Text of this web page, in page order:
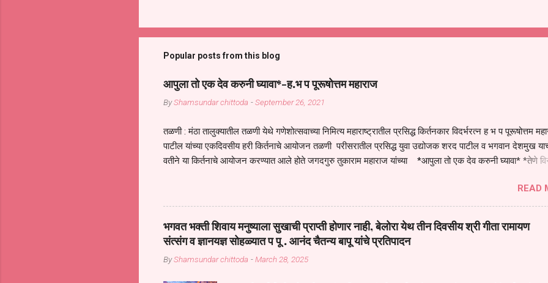
Popular posts from this blog
आपुला तो एक देव करुनी घ्यावा*-ह.भ प पूरूषोत्तम महाराज
ByShamsundar chittoda -September 26, 2021
तळणी : मंठा तालुक्यातील तळणी येथे गणेशोत्सवाच्या निमित्य महाराष्ट्रातील प्रसिद्ध किर्तनकार विदर्भरत्न ह भ प पूरूषोत्तम
पाटील यांच्या एकदिवसीय हरी किर्तनाचे आयोजन तळणी परीसरातील प्रसिद्ध युवा उद्योजक शरद पाटील व भगवान देशमुख
वतीने या किर्तनाचे आयोजन करण्यात आले होते जगदगुरु तुकाराम महाराज यांच्या *आपुला तो एक देव करुनी घ्यावा* *तेणे
जातीच्या परीक्षेचा काळ आहे धर्ममंडपात बसलेली लोक ही खरच भाग्यवान आहेत कोरोना सारख्या महामारीत आपंण जिवंत आहोत
महामारीतून जर आपल्याला वाचायचे असेल तर धार्मीक विचाराचा आधार आपल्याला घ्यावाच लागेल महामारीच्या काळात वारकरी
सप्रदायच खूप मोठा आधार आहे सध्य स्थितीत मानव जातीची मानसीक अवस्था सक्षम असणे गरजेचे आहे कोरोना ने मानवी
गरजा कीती कमी आहेत यांची जाणीव आपल्या सगळ्याना करून दीली आहे मनुष्याच्या आयुष्यातील नामसाधना ही त्याच्यासाठी खूप
आधार असते परतू आज काल तीच साधना करण्याचा आळस आ...
READ
भगवत भक्ती शिवाय मनुष्याला सुखाची प्राप्ती होणार नाही, बेलोरा येथ तीन दिवसीय श्री गीता रामायण
संत्संग व ज्ञानयज्ञ सोहळ्यात प पू . आनंद चैतन्य बापू यांचे प्रतिपादन
ByShamsundar chittoda -March 28, 2025